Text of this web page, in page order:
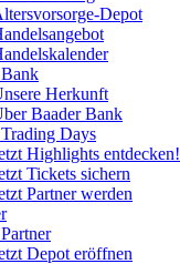
Depot
Herkunft
Baader Bank
Days
Highlights entdecken!
Tickets sichern
Partner werden
Depot eröffnen